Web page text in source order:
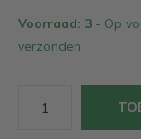
Voorraad: 3 - Op
verzonden